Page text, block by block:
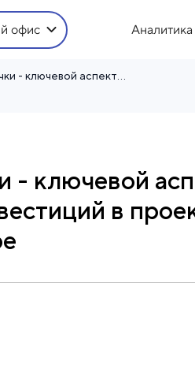
офис Аналитика
Гарантия выручки - ключевой аспект возвратности инвестиций в проектах ГЧП в социальной сфере
- ключевой
в